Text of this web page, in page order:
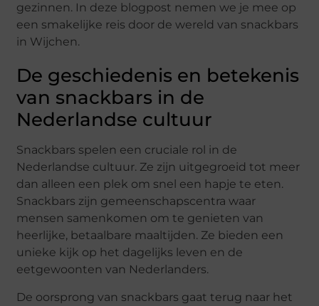
gezinnen. In deze blogpost nemen we je mee op
een smakelijke reis door de wereld van snackbars
in Wijchen.
De geschiedenis en betekenis
van snackbars in de
Nederlandse cultuur
Snackbars spelen een cruciale rol in de
Nederlandse cultuur. Ze zijn uitgegroeid tot meer
dan alleen een plek om snel een hapje te eten.
Snackbars zijn gemeenschapscentra waar
mensen samenkomen om te genieten van
heerlijke, betaalbare maaltijden. Ze bieden een
unieke kijk op het dagelijks leven en de
eetgewoonten van Nederlanders.
De oorsprong van snackbars gaat terug naar het